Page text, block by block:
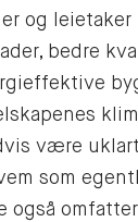
og
bedre
være
som
også omfatter